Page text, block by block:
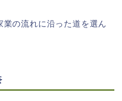
の流れに沿った道を選ん